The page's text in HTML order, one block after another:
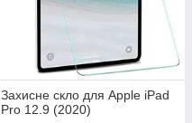
Захисне скло для Apple iPad
Pro 12.9 (2020)